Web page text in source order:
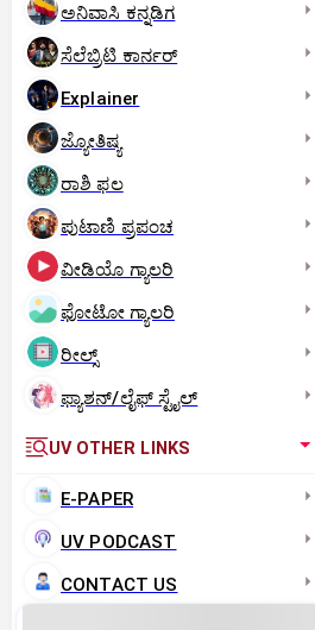
ಅನಿವಾಸಿ ಕನ್ನಡಿಗ
ಸೆಲೆಬ್ರಿಟಿ ಕಾರ್ನರ್‌
Explainer
ಜ್ಯೋತಿಷ್ಯ
ರಾಶಿ ಫಲ
ಪುಟಾಣಿ ಪ್ರಪಂಚ
ವೀಡಿಯೊ ಗ್ಯಾಲರಿ
ಫೋಟೋ ಗ್ಯಾಲರಿ
ರೀಲ್ಸ್
ಫ್ಯಾಶನ್/ಲೈಫ್‌ ಸ್ಟೈಲ್
UV OTHER LINKS
E-PAPER
UV PODCAST
CONTACT US